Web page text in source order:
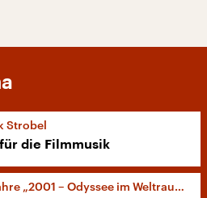
Strobel
für die Filmmusik
„2001 – Odyssee im Weltraum“